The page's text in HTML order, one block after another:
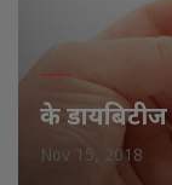
के
Nov 15, 2018